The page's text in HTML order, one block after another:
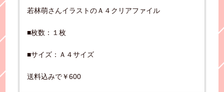
若林萌さんイラストのＡ４クリアファイル
■枚数：１枚
■サイズ：Ａ４サイズ
送料込みで￥600